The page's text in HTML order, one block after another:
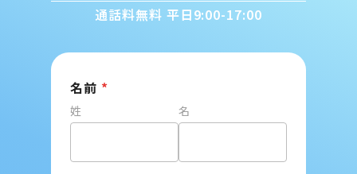
通話料無料 平日9:00-17:00
名前 *
姓 名